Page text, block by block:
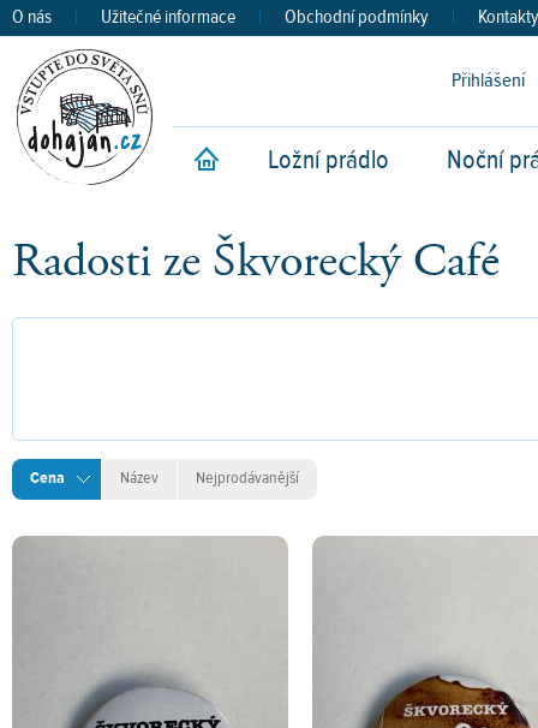
O nás | Užitečné informace | Obchodní podmínky | Kontakty
Přihlášení
Úvod
Ložní prádlo Noční
Radosti ze Škvorecký Café
Cena Název Nejprodávanější